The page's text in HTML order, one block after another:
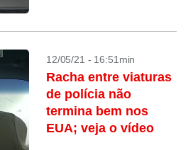
12/05/21 - 16:51min
Racha entre viaturas
de polícia não
termina bem nos
EUA; veja o vídeo